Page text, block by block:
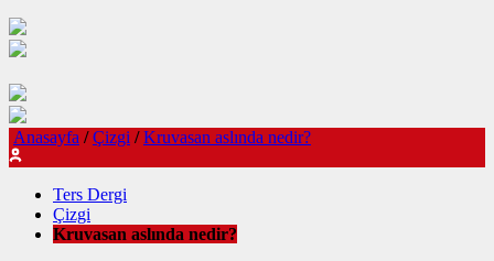
Anasayfa / Çizgi / Kruvasan aslında nedir?
Ters Dergi
Çizgi
Kruvasan aslında nedir?